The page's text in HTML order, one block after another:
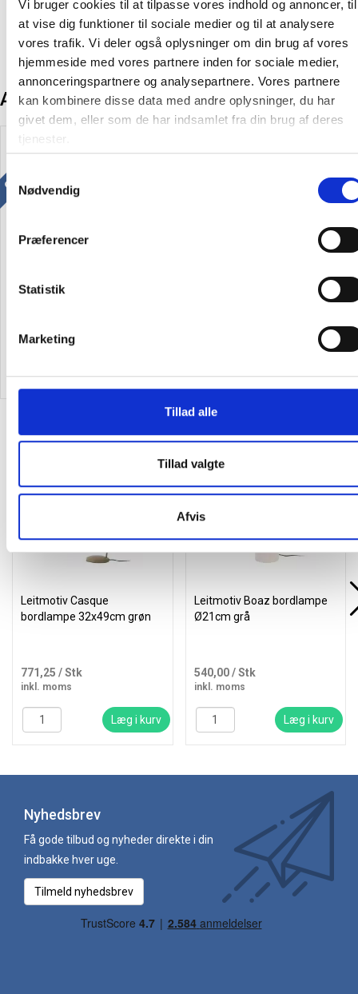
Vi bruger cookies til at tilpasse vores indhold og annoncer, til
at vise dig funktioner til sociale medier og til at analysere
vores trafik. Vi deler også oplysninger om din brug af vores
hjemmeside med vores partnere inden for sociale medier,
annonceringspartnere og analysepartnere. Vores partnere
kan kombinere disse data med andre oplysninger, du har
givet dem, eller som de har indsamlet fra din brug af deres
tjenester.
Samtykkevalg
Nødvendig
Præferencer
Statistik
Marketing
Tillad alle
Tillad valgte
Afvis
Andre kunder købte også
Gratis levering
inkl. moms
Læg i kurv
Leitmotiv Hood bordlampe
Læg i kurv
Alternativer til varen
Leitmotiv Casque
bordlampe 32x49cm grøn
771,25 / Stk
inkl. moms
Læg i kurv
Leitmotiv Boaz bordlampe
Ø21cm grå
540,00/ Stk
inkl. moms
Læg i kurv
Nyhedsbrev
Få gode tilbud og nyheder direkte i din
indbakke hver uge.
Tilmeld nyhedsbrev